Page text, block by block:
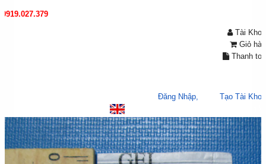
0919.027.379
Tài
Giỏ
Thanh
Đăng Nhập,
Tạo Tài